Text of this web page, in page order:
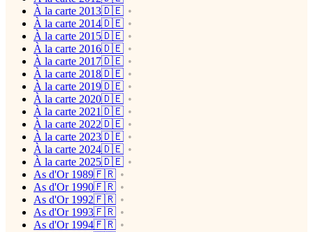
À la carte 2013🇩🇪
À la carte 2014🇩🇪
À la carte 2015🇩🇪
À la carte 2016🇩🇪
À la carte 2017🇩🇪
À la carte 2018🇩🇪
À la carte 2019🇩🇪
À la carte 2020🇩🇪
À la carte 2021🇩🇪
À la carte 2022🇩🇪
À la carte 2023🇩🇪
À la carte 2024🇩🇪
À la carte 2025🇩🇪
As d'Or 1989🇫🇷
As d'Or 1990🇫🇷
As d'Or 1992🇫🇷
As d'Or 1993🇫🇷
As d'Or 1994🇫🇷